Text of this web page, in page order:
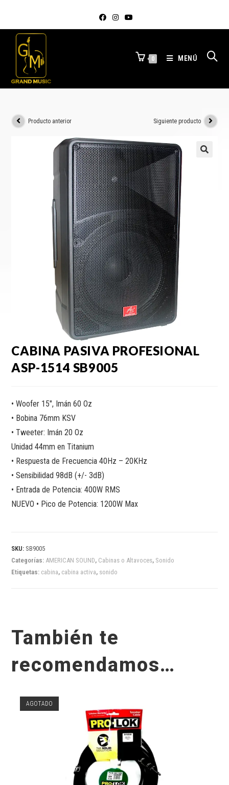
0 MENÚ
Producto anterior Siguiente producto
CABINA PASIVA PROFESIONAL
ASP-1514 SB9005
• Woofer 15″, Imán 60 Oz
• Bobina 76mm KSV
• Tweeter: Imán 20 Oz
Unidad 44mm en Titanium
• Respuesta de Frecuencia 40Hz – 20KHz
• Sensibilidad 98dB (+/- 3dB)
• Entrada de Potencia: 400W RMS
NUEVO • Pico de Potencia: 1200W Max
SKU: SB9005
Categorías: AMERICAN SOUND, Cabinas o Altavoces, Sonido
Etiquetas: cabina, cabina activa, sonido
También te
recomendamos…
AGOTADO